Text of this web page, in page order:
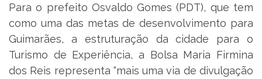
Para o prefeito Osvaldo Gomes (PDT), que tem
como uma das metas de desenvolvimento para
Guimarães, a estruturação da cidade para o
Turismo de Experiência, a Bolsa Maria Firmina
dos Reis representa “mais uma via de divulgação